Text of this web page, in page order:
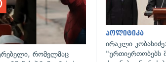
რომელმაც
პოლიტიკა
ირაკლი კობახიძე:
"ურთიერთობებს